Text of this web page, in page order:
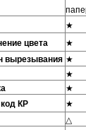
★
цвета
★
вырезывания ★
★
★
КР
★
△